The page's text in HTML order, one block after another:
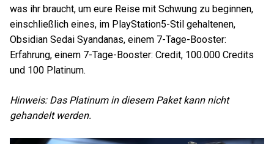
was ihr braucht, um eure Reise mit Schwung zu beginnen,
einschließlich eines, im PlayStation5-Stil gehaltenen,
Obsidian Sedai Syandanas, einem 7-Tage-Booster:
Erfahrung, einem 7-Tage-Booster: Credit, 100.000 Credits
und 100 Platinum.
Hinweis: Das Platinum in diesem Paket kann nicht
gehandelt werden.